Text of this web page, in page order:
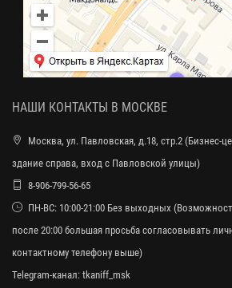
НАШИ КОНТАКТЫ В МОСКВЕ
Москва, ул. Павловская, д.18, стр.2 (Бизнес-
здание справа, вход с Павловской улицы)
8-906-799-56-65
ПН-ВС: 10:00-21:00 Без выходных
после 20:00 большая просьба согласовывать
контактному телефону выше)
Telegram-канал: tkaniff_msk